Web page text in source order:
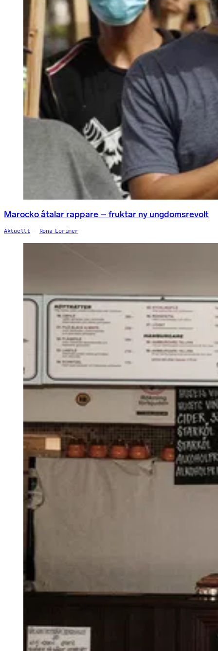
Marocko åtalar rappare – fruktar ny ungdomsrevolt
Aktuellt Rona Lorimer